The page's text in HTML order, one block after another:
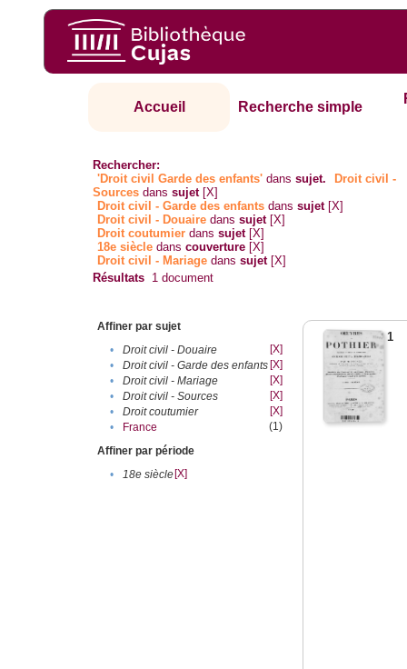
Accueil Recherche simple
Rechercher:
'Droit civil Garde des enfants' danssujet.
Droit civil -
Sources danssujet [X]
Droit civil - Garde des enfants danssujet [X]
Droit civil - Douaire danssujet [X]
Droit coutumier danssujet [X]
18e siècle danscouverture [X]
Droit civil - Mariage danssujet [X]
Résultats 1 document
Affiner par sujet
•
Droit civil - Douaire
[X]
•
Droit civil - Garde des enfants [X]
•
Droit civil - Mariage
[X]
•
Droit civil - Sources
[X]
•
Droit coutumier
[X]
•
France
(1)
Affiner par période
•
18e siècle[X]
1